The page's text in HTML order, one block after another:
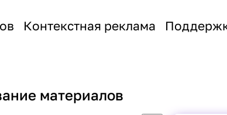
Контекстная реклама
материалов